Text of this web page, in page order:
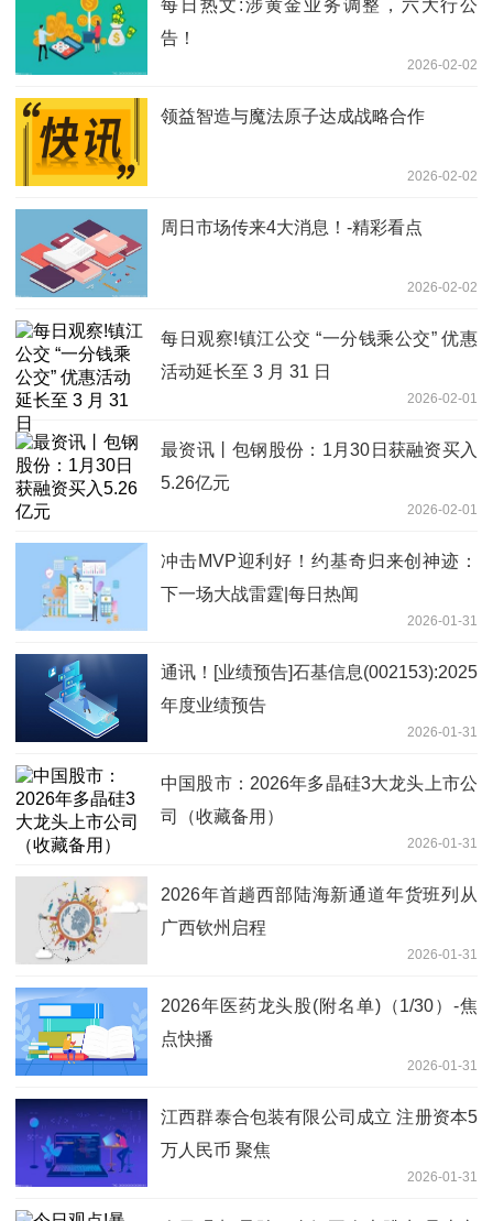
每日热文:涉黄金业务调整，六大行公
告！
2026-02-02
领益智造与魔法原子达成战略合作
2026-02-02
周日市场传来4大消息！-精彩看点
2026-02-02
每日观察!镇江公交 “一分钱乘公交” 优惠
活动延长至 3 月 31 日
2026-02-01
最资讯丨包钢股份：1月30日获融资买入
5.26亿元
2026-02-01
冲击MVP迎利好！约基奇归来创神迹：
下一场大战雷霆|每日热闻
2026-01-31
通讯！[业绩预告]石基信息(002153):2025
年度业绩预告
2026-01-31
中国股市：2026年多晶硅3大龙头上市公
司（收藏备用）
2026-01-31
2026年首趟西部陆海新通道年货班列从
广西钦州启程
2026-01-31
2026年医药龙头股(附名单)（1/30）-焦
点快播
2026-01-31
江西群泰合包装有限公司成立 注册资本5
万人民币 聚焦
2026-01-31